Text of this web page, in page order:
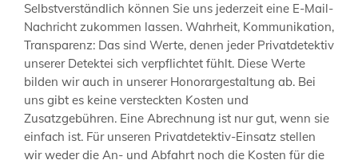
Selbstverständlich können Sie uns jederzeit eine E-Mail-
Nachricht zukommen lassen. Wahrheit, Kommunikation,
Transparenz: Das sind Werte, denen jeder Privatdetektiv
unserer Detektei sich verpflichtet fühlt. Diese Werte
bilden wir auch in unserer Honorargestaltung ab. Bei
uns gibt es keine versteckten Kosten und
Zusatzgebühren. Eine Abrechnung ist nur gut, wenn sie
einfach ist. Für unseren Privatdetektiv-Einsatz stellen
wir weder die An- und Abfahrt noch die Kosten für die